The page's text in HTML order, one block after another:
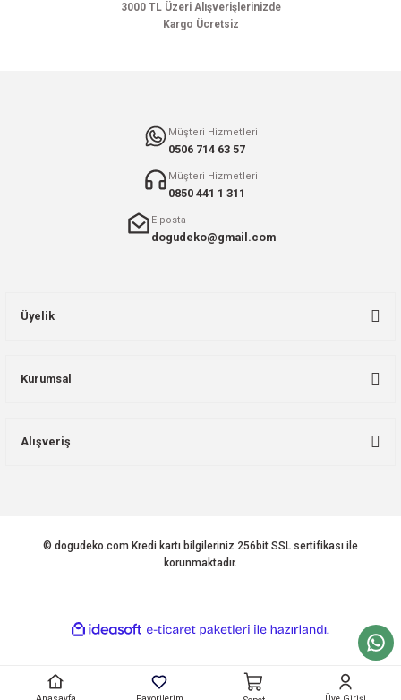
3000 TL Üzeri Alışverişlerinizde
Kargo Ücretsiz
Müşteri Hizmetleri
0506 714 63 57
Müşteri Hizmetleri
0850 441 1 311
E-posta
dogudeko@gmail.com
Üyelik
Kurumsal
Alışveriş
© dogudeko.com Kredi kartı bilgileriniz 256bit SSL sertifikası ile
korunmaktadır.
ideasoft
e-
hazırlandı.